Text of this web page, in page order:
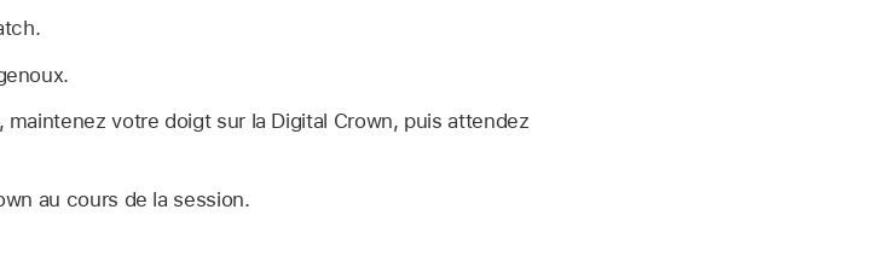
maintenez votre doigt sur la Digital Crown, puis attendez
au cours de la session.